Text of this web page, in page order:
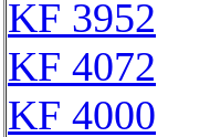
KF 3952
KF 4072
KF 4000